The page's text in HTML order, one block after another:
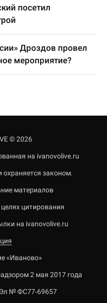
посетил
Дроздов провел
мероприятие?
© 2026
на ivanovolive.ru
законом.
материалов
цитирования
на ivanovolive.ru
«Иваново»
2 мая 2017 года
Эл № ФС77-69657